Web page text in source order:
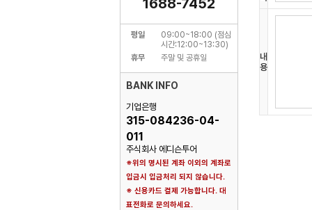
1688-7452
평일
09:00~18:00 (점심
시간:12:00~13:30)
휴무
주말 및 공휴일
BANK INFO
기업은행
315-084236-04-
011
주식회사 에디슨투어
※위의 명시된 계좌 이외의 계좌로
입금시 입금처리 되지 않습니다.
※ 신용카드 결제 가능합니다. 대
표전화로 문의하세요.
ο 마케
신규
보존
그리
표시/
내
용